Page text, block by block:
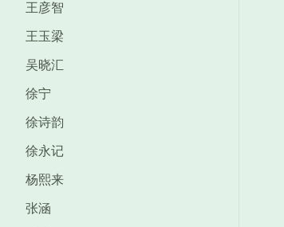
王彦智
王玉梁
吴晓汇
徐宁
徐诗韵
徐永记
杨熙来
张涵